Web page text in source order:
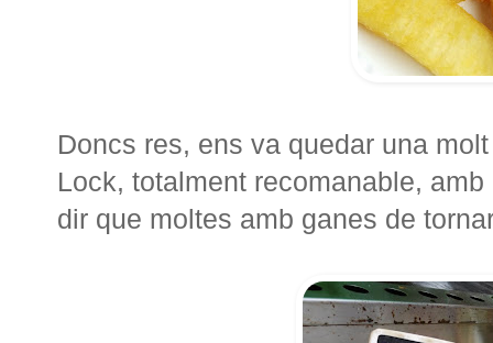
Doncs res, ens va quedar una
Lock, totalment recomanable,
dir que moltes amb ganes de